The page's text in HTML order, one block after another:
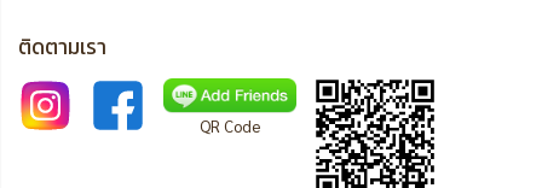
ติดตามเรา
QR Code